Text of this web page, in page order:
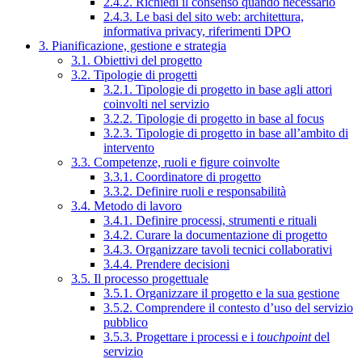
2.4.3. Le basi del sito web: architettura,
informativa privacy, riferimenti DPO
3. Pianificazione, gestione e strategia
3.1. Obiettivi del progetto
3.2. Tipologie di progetti
3.2.1. Tipologie di progetto in base agli attori
coinvolti nel servizio
3.2.2. Tipologie di progetto in base al focus
3.2.3. Tipologie di progetto in base all’ambito di
intervento
3.3. Competenze, ruoli e figure coinvolte
3.3.1. Coordinatore di progetto
3.3.2. Definire ruoli e responsabilità
3.4. Metodo di lavoro
3.4.1. Definire processi, strumenti e rituali
3.4.2. Curare la documentazione di progetto
3.4.3. Organizzare tavoli tecnici collaborativi
3.4.4. Prendere decisioni
3.5. Il processo progettuale
3.5.1. Organizzare il progetto e la sua gestione
3.5.2. Comprendere il contesto d’uso del servizio
pubblico
3.5.3. Progettare i processi e i touchpointdel
servizio